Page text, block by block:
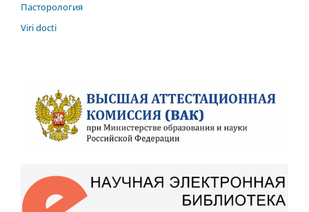
Пасторология
Viri docti